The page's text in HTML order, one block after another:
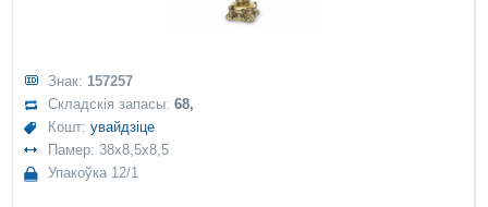
Знак: 157257
Складскія запасы:68,
Кошт:увайдзіце
Памер: 38x8,5x8,5
Упакоўка 12/1